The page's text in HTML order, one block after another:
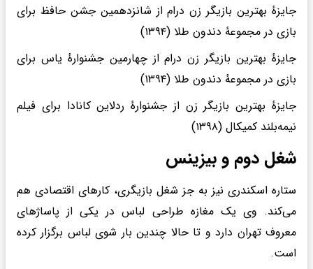
جایزهٔ بهترین بازیگر زن درام از شانزدهمین جشن حافظ برای
بازی در مجموعهٔ دندون طلا (۱۳۹۴)
جایزهٔ بهترین بازیگر زن درام از چهارمین جشنوارهٔ یاس برای
بازی در مجموعهٔ دندون طلا (۱۳۹۴)
جایزهٔ بهترین بازیگر زن از جشنوارهٔ ردلاین کانادا برای فیلم
نیمه‌بلند کمیکال (۱۳۹۸)
شغل دوم و بیزینس
ستاره اسکندری نیز به جز شغل بازیگری، کارهای اقتصادی هم
می‌کند. وی یک مغازه طراحی لباس در یکی از پاساژهای
معروف تهران دارد و تا حالا چندین بار شوی لباس برگزار کرده
است.